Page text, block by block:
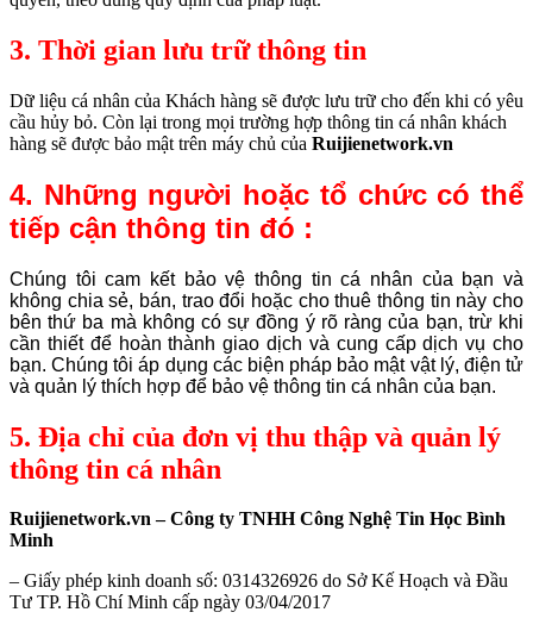
3. Thời gian lưu trữ thông tin
Dữ liệu cá nhân của Khách hàng sẽ được lưu trữ cho đến khi có yêu
cầu hủy bỏ. Còn lại trong mọi trường hợp thông tin cá nhân khách
hàng sẽ được bảo mật trên máy chủ của Ruijienetwork.vn
4. Những người hoặc tổ chức có thể
tiếp cận thông tin đó :
Chúng tôi cam kết bảo vệ thông tin cá nhân của bạn và
không chia sẻ, bán, trao đổi hoặc cho thuê thông tin này cho
bên thứ ba mà không có sự đồng ý rõ ràng của bạn, trừ khi
cần thiết để hoàn thành giao dịch và cung cấp dịch vụ cho
bạn. Chúng tôi áp dụng các biện pháp bảo mật vật lý, điện tử
và quản lý thích hợp để bảo vệ thông tin cá nhân của bạn.
5. Địa chỉ của đơn vị thu thập và quản lý
thông tin cá nhân
Ruijienetwork.vn – Công ty TNHH Công Nghệ Tin Học Bình
Minh
– Giấy phép kinh doanh số: 0314326926 do Sở Kế Hoạch và Đầu
Tư TP. Hồ Chí Minh cấp ngày 03/04/2017